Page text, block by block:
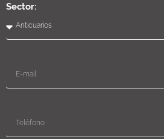
Sector: